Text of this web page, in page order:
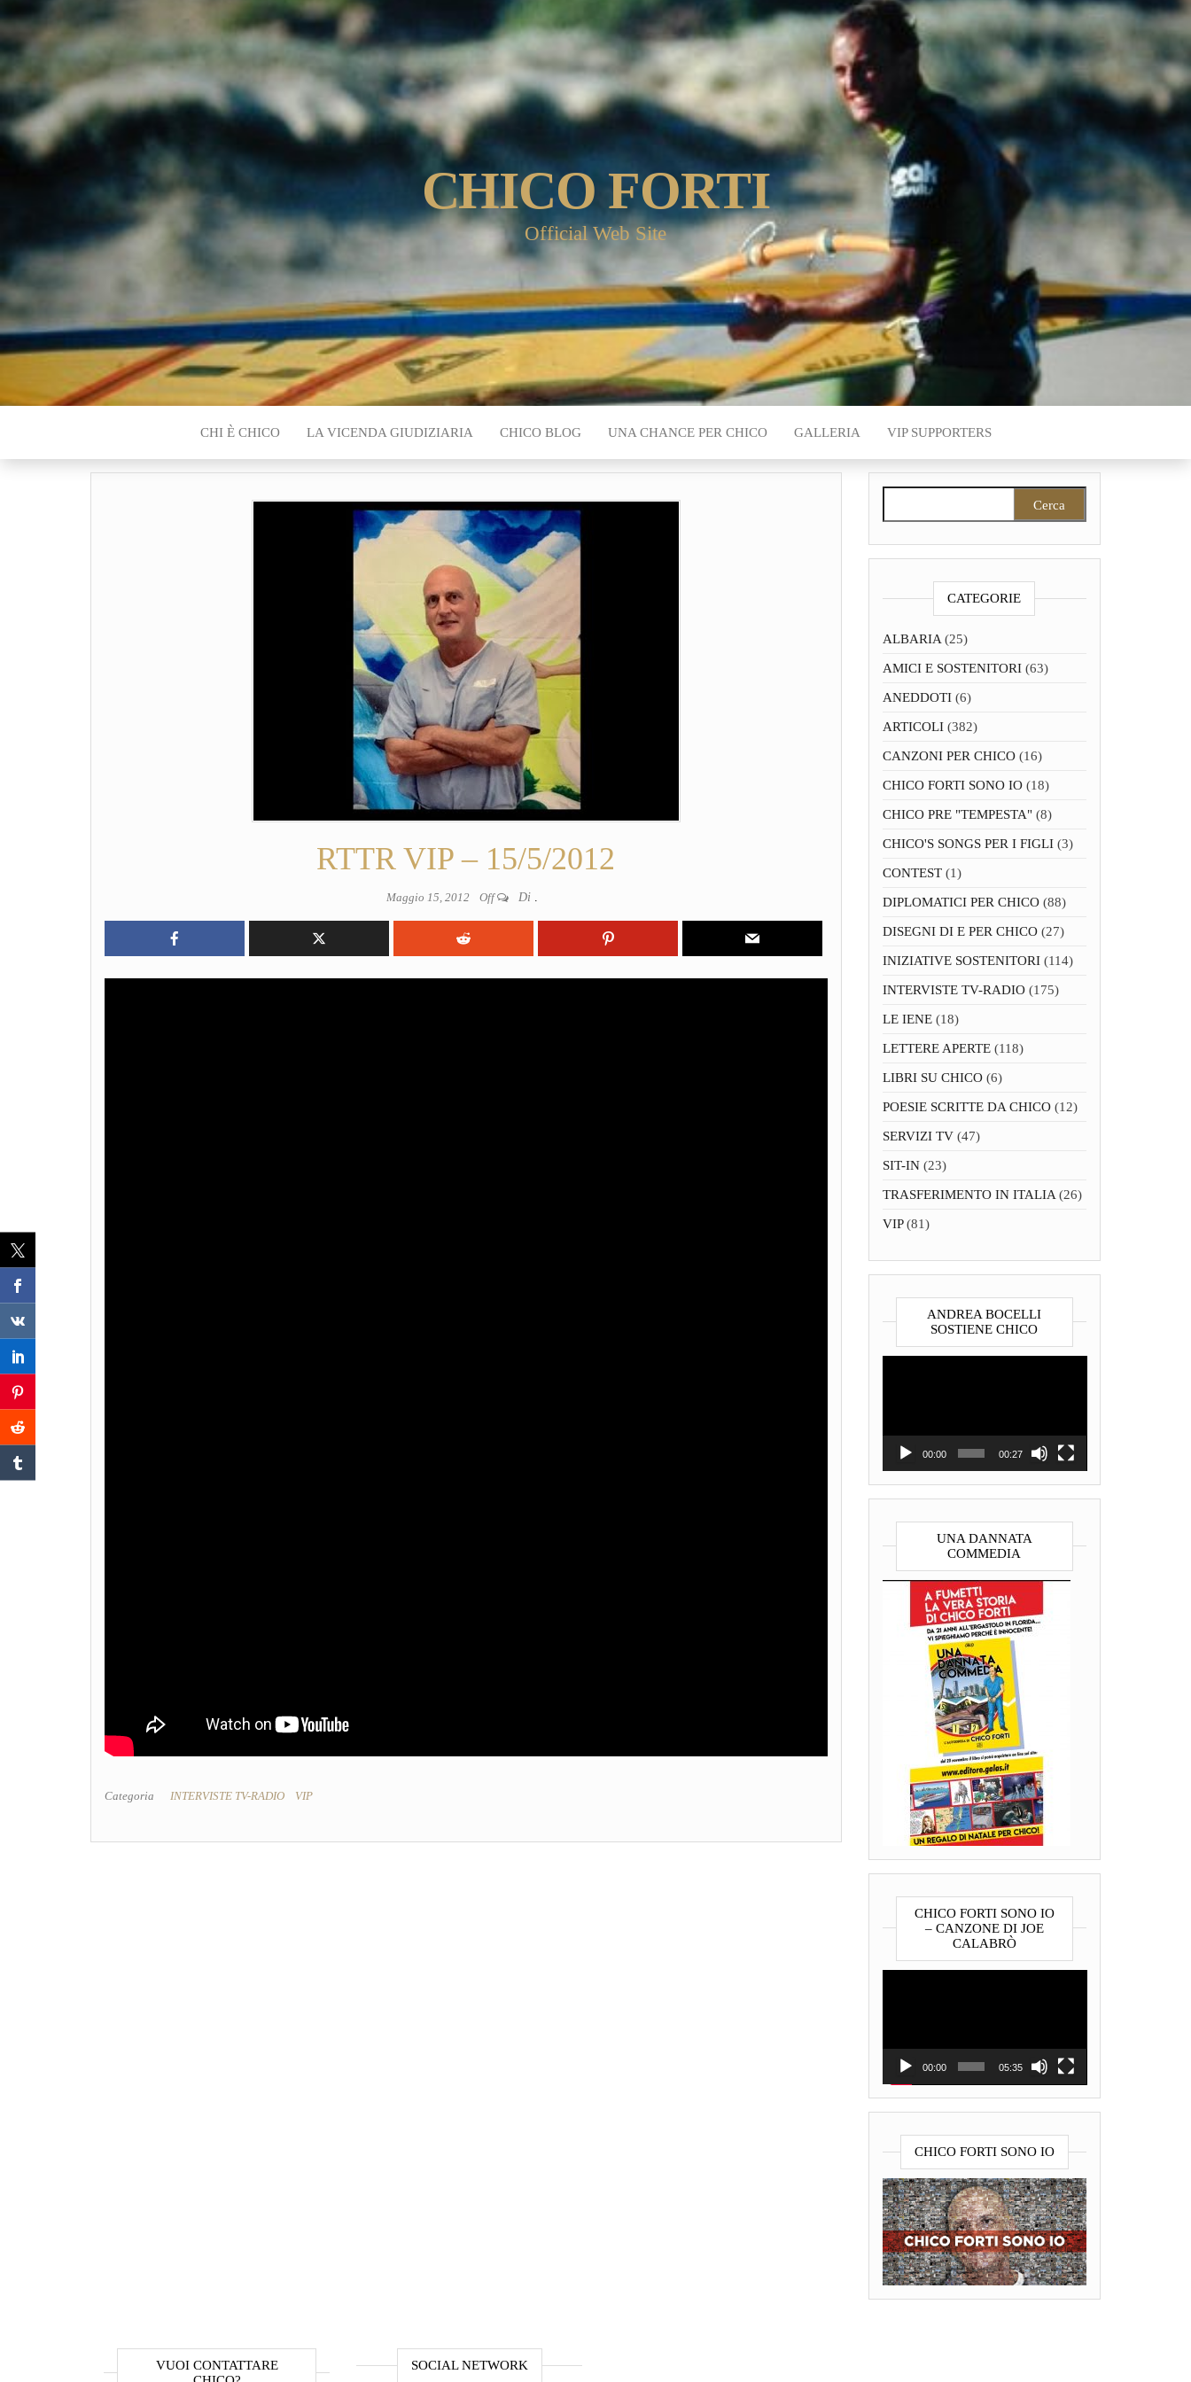
CHICO FORTI
Official Web Site
CHI È CHICO LA VICENDA GIUDIZIARIA CHICO BLOG UNA CHANCE PER CHICO GALLERIA VIP SUPPORTERS
RTTR VIP – 15/5/2012
Maggio 15, 2012 Off Di .
Categoria INTERVISTE TV-RADIO VIP
CATEGORIE
ALBARIA(25)
AMICI E SOSTENITORI(63)
ANEDDOTI(6)
ARTICOLI(382)
CANZONI PER CHICO(16)
CHICO FORTI SONO IO(18)
CHICO PRE "TEMPESTA"(8)
CHICO'S SONGS PER I FIGLI(3)
CONTEST(1)
DIPLOMATICI PER CHICO(88)
DISEGNI DI E PER CHICO(27)
INIZIATIVE SOSTENITORI(114)
INTERVISTE TV-RADIO(175)
LE IENE(18)
LETTERE APERTE(118)
LIBRI SU CHICO(6)
POESIE SCRITTE DA CHICO(12)
SERVIZI TV(47)
SIT-IN(23)
TRASFERIMENTO IN ITALIA(26)
VIP(81)
ANDREA BOCELLI
SOSTIENE CHICO
00:00 00:27
UNA DANNATA
COMMEDIA
CHICO FORTI SONO IO
– CANZONE DI JOE
CALABRÒ
00:00 05:35
CHICO FORTI SONO IO
VUOI CONTATTARE
SOCIAL NETWORK